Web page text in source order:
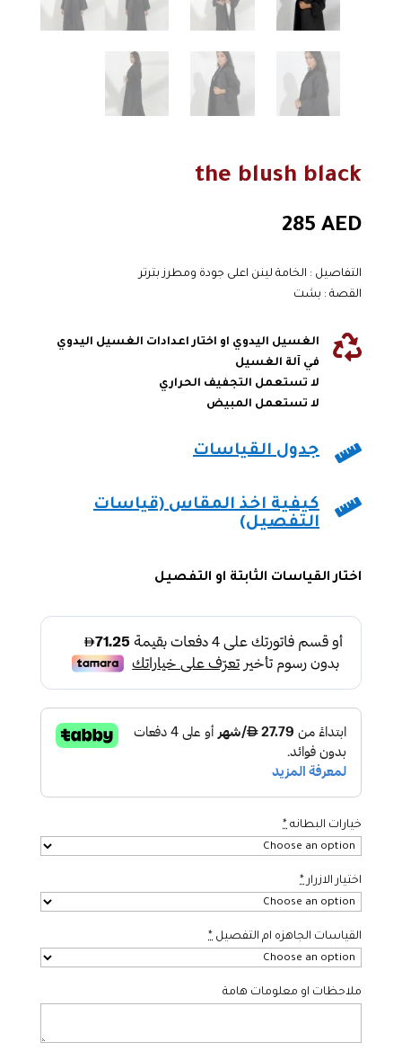
the blush black
285AED
التفاصيل : الخامة لينن اعلى جودة ومطرز بترتر
القصة : بشت

الغسيل اليدوي او اختار اعدادات الغسيل اليدوي
في آلة الغسيل
لا تستعمل التجفيف الحراري
لا تستعمل المبيض
 جدول القياسات

كيفية اخذ المقاس (قياسات
التفصيل)
اختار القياسات الثابتة او التفصيل
خيارات البطانه *
اختيار الازرار *
القياسات الجاهزه ام التفصيل *
ملاحظات او معلومات هامة